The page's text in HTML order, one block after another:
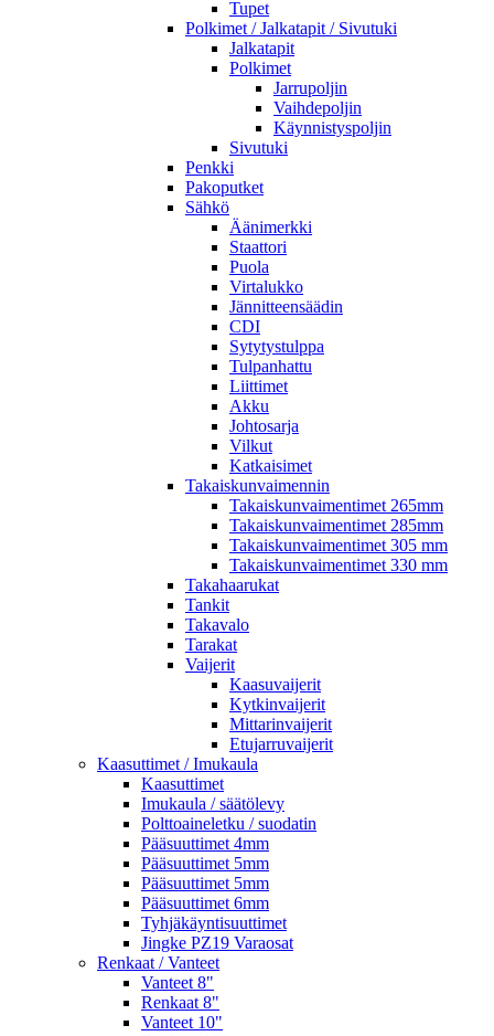
Tupet
Polkimet / Jalkatapit / Sivutuki
Jalkatapit
Polkimet
Jarrupoljin
Vaihdepoljin
Käynnistyspoljin
Sivutuki
Penkki
Pakoputket
Sähkö
Äänimerkki
Staattori
Puola
Virtalukko
Jännitteensäädin
CDI
Sytytystulppa
Tulpanhattu
Liittimet
Akku
Johtosarja
Vilkut
Katkaisimet
Takaiskunvaimennin
Takaiskunvaimentimet 265mm
Takaiskunvaimentimet 285mm
Takaiskunvaimentimet 305 mm
Takaiskunvaimentimet 330 mm
Takahaarukat
Tankit
Takavalo
Tarakat
Vaijerit
Kaasuvaijerit
Kytkinvaijerit
Mittarinvaijerit
Etujarruvaijerit
Kaasuttimet / Imukaula
Kaasuttimet
Imukaula / säätölevy
Polttoaineletku / suodatin
Pääsuuttimet 4mm
Pääsuuttimet 5mm
Pääsuuttimet 5mm
Pääsuuttimet 6mm
Tyhjäkäyntisuuttimet
Jingke PZ19 Varaosat
Renkaat / Vanteet
Vanteet 8"
Renkaat 8"
Vanteet 10"